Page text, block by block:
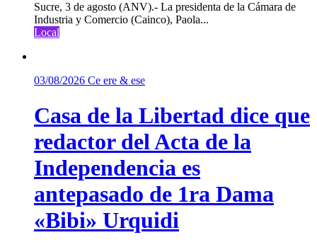
Sucre, 3 de agosto (ANV).- La presidenta de la Cámara de
Industria y Comercio (Cainco), Paola...
Local
03/08/2026 Ce ere & ese
Casa de la Libertad dice que
redactor del Acta de la
Independencia es
antepasado de 1ra Dama
«Bibi» Urquidi